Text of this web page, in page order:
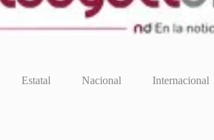
Estatal Nacional Internacional